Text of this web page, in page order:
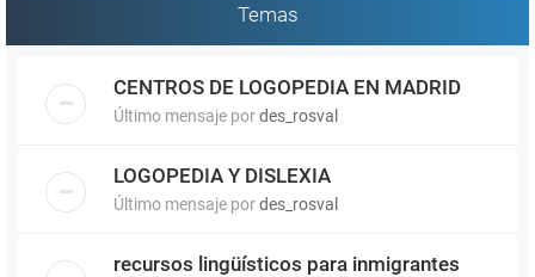
Temas
CENTROS DE LOGOPEDIA EN MADRID
Último mensaje pordes_rosval
LOGOPEDIA Y DISLEXIA
Último mensaje pordes_rosval
recursos lingüísticos para inmigrantes